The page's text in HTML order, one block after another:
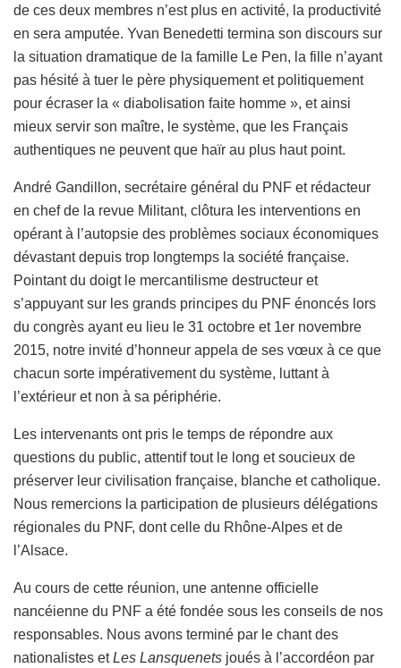
de ces deux membres n’est plus en activité, la productivité
en sera amputée. Yvan Benedetti termina son discours sur
la situation dramatique de la famille Le Pen, la fille n’ayant
pas hésité à tuer le père physiquement et politiquement
pour écraser la « diabolisation faite homme », et ainsi
mieux servir son maître, le système, que les Français
authentiques ne peuvent que haïr au plus haut point.
André Gandillon, secrétaire général du PNF et rédacteur
en chef de la revue Militant, clôtura les interventions en
opérant à l’autopsie des problèmes sociaux économiques
dévastant depuis trop longtemps la société française.
Pointant du doigt le mercantilisme destructeur et
s’appuyant sur les grands principes du PNF énoncés lors
du congrès ayant eu lieu le 31 octobre et 1er novembre
2015, notre invité d’honneur appela de ses vœux à ce que
chacun sorte impérativement du système, luttant à
l’extérieur et non à sa périphérie.
Les intervenants ont pris le temps de répondre aux
questions du public, attentif tout le long et soucieux de
préserver leur civilisation française, blanche et catholique.
Nous remercions la participation de plusieurs délégations
régionales du PNF, dont celle du Rhône-Alpes et de
l’Alsace.
Au cours de cette réunion, une antenne officielle
nancéienne du PNF a été fondée sous les conseils de nos
responsables. Nous avons terminé par le chant des
nationalistes etLes Lansquenets joués à l’accordéon par